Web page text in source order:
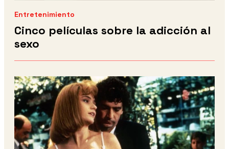
Entretenimiento
Cinco películas sobre la adicción al
sexo